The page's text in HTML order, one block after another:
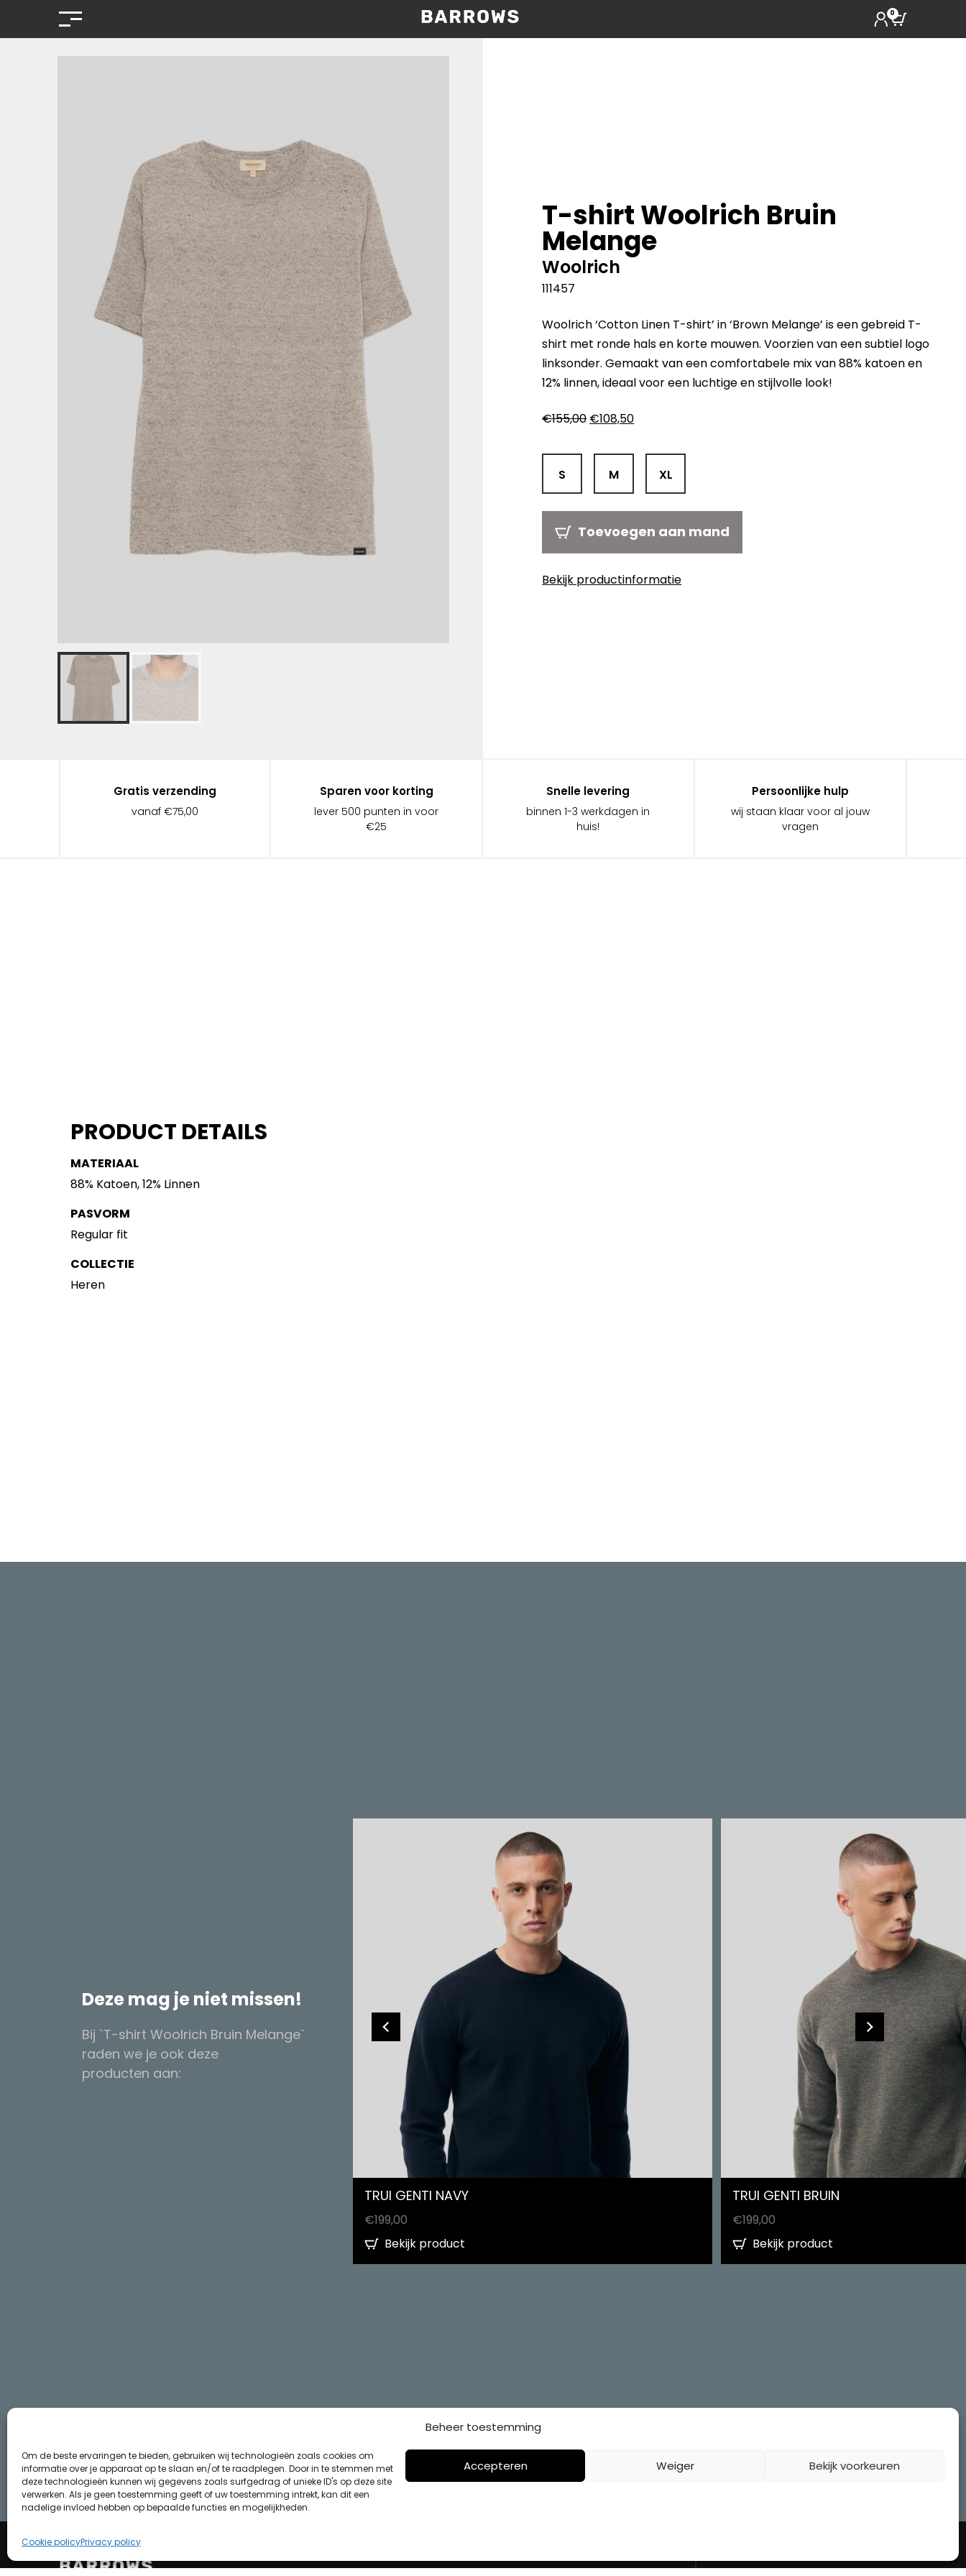
Beheer toestemming
Om de beste ervaringen te bieden, gebruiken wij technologieën zoals cookies om
informatie over je apparaat op te slaan en/of te raadplegen. Door in te stemmen met
deze technologieën kunnen wij gegevens zoals surfgedrag of unieke ID's op deze site
verwerken. Als je geen toestemming geeft of uw toestemming intrekt, kan dit een
nadelige invloed hebben op bepaalde functies en mogelijkheden.
Accepteren Weiger Bekijk voorkeuren
Cookie policyPrivacy policy
0
T-shirt Woolrich Bruin
Melange
Woolrich
111457
Woolrich ‘Cotton Linen T-shirt’ in ‘Brown Melange’ is een gebreid T-
shirt met ronde hals en korte mouwen. Voorzien van een subtiel logo
linksonder. Gemaakt van een comfortabele mix van 88% katoen en
12% linnen, ideaal voor een luchtige en stijlvolle look!
€155,00 Oorspronkelijke
was:
€155,00.
€108,50Huidige
is:
€108,50.
S M XL
Toevoegen aan mand
Bekijk productinformatie
Gratis verzending
vanaf €75,00
Sparen voor korting
lever 500 punten in voor
€25
Snelle levering
binnen 1-3 werkdagen in
huis!
Persoonlijke hulp
wij staan klaar voor al jouw
vragen
PRODUCT DETAILS
MATERIAAL
88% Katoen, 12% Linnen
PASVORM
Regular fit
COLLECTIE
Heren
Deze mag je niet missen!
Bij `T-shirt Woolrich Bruin Melange`
raden we je ook deze
producten aan:
TRUI GENTI NAVY
€199,00
Bekijk product
TRUI GENTI BRUIN
€199,00
Bekijk product